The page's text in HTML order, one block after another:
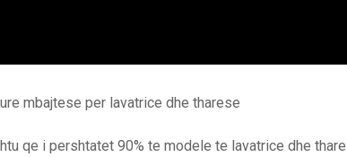
mbajtese per lavatrice dhe tharese
qe i pershtatet 90% te modele te lavatrice dhe